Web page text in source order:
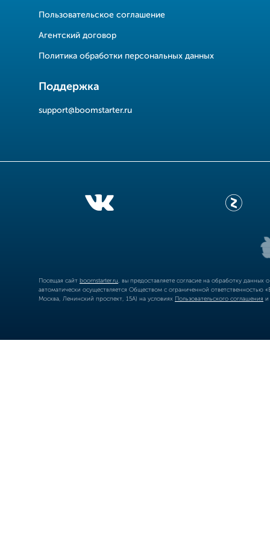
Пользовательское соглашение
Агентский договор
Политика обработки персональных данных
Поддержка
support@boomstarter.ru
Посещая сайт boomstarter.ru , вы предоставляете согласие на обработку
автоматически осуществляется Обществом с ограниченной
Москва, Ленинский проспект, 15А) на условиях Пользовательского соглашения и